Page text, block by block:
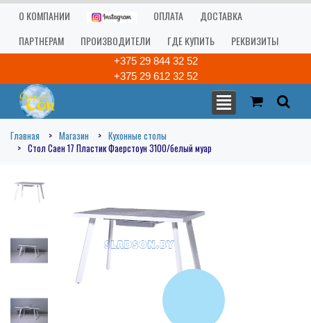
О КОМПАНИИ ОПЛАТА
ДОСТАВКА
ПАРТНЕРАМ
ПРОИЗВОДИТЕЛИ ГДЕ КУПИТЬ РЕКВИЗИТЫ
+375 29 844 32 52
+375 29 612 32 52
Главная Магазин
Кухонные столы
Стол Саен 17 Пластик Фаерстоун 3100/белый муар